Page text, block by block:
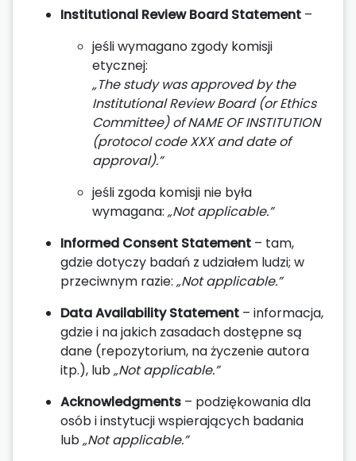
Institutional Review Board Statement –
jeśli wymagano zgody komisji
etycznej:
„The study was approved by the
Institutional Review Board (or Ethics
Committee) of NAME OF INSTITUTION
(protocol code XXX and date of
approval).”
jeśli zgoda komisji nie była
wymagana: „Not applicable.”
Informed Consent Statement – tam,
gdzie dotyczy badań z udziałem ludzi; w
przeciwnym razie: „Not applicable.”
Data Availability Statement – informacja,
gdzie i na jakich zasadach dostępne są
dane (repozytorium, na życzenie autora
itp.), lub„Not applicable.”
Acknowledgments – podziękowania dla
osób i instytucji wspierających badania
lub„Not applicable.”